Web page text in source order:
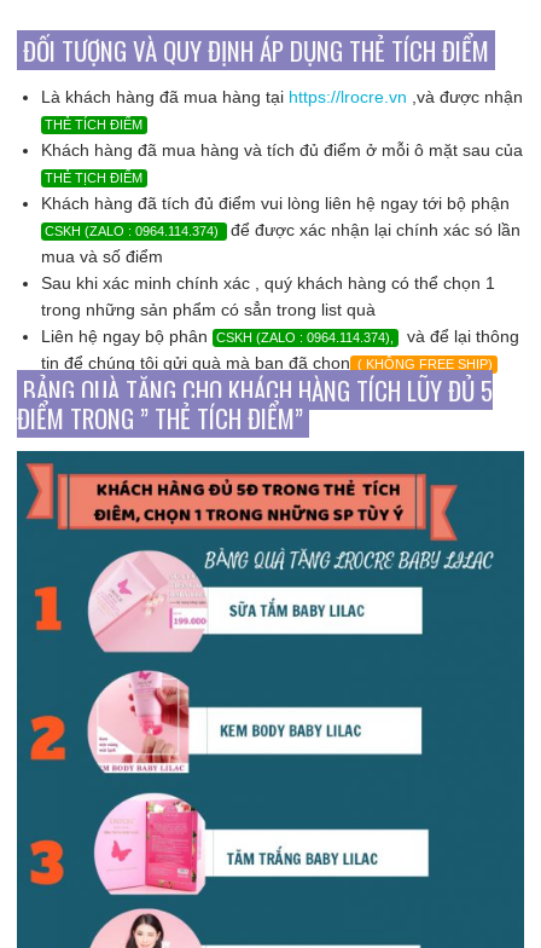
ĐỐI TƯỢNG VÀ QUY ĐỊNH ÁP DỤNG THẺ TÍCH ĐIỂM
Là khách hàng đã mua hàng tại https://lrocre.vn ,và được nhận
THẺ TÍCH ĐIỂM
Khách hàng đã mua hàng và tích đủ điểm ở mỗi ô mặt sau của
THẺ TỊCH ĐIỂM
Khách hàng đã tích đủ điểm vui lòng liên hệ ngay tới bộ phận
CSKH (ZALO : 0964.114.374)
để được xác nhận lại chính xác só lần
mua và số điểm
Sau khi xác minh chính xác , quý khách hàng có thể chọn 1
trong những sản phẩm có sẳn trong list quà
Liên hệ ngay bộ phân
CSKH (ZALO : 0964.114.374),
và để lại thông
tin để chúng tôi gửi quà mà bạn đã chọn ( KHÔNG FREE SHIP)
BẢNG QUÀ TẶNG CHO KHÁCH HÀNG TÍCH LŨY ĐỦ 5
ĐIỂM TRONG ” THẺ TÍCH ĐIỂM”